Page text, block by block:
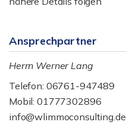
Ansprechpartner
Herrn Werner Lang
Telefon: 06761-947489
Mobil: 01777302896
info@wlimmoconsulting.de